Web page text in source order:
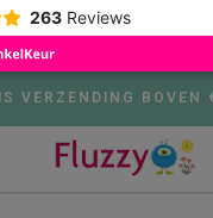
263 Reviews
VERZENDING